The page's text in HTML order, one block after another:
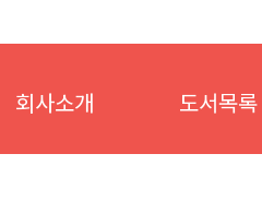
회사소개 도서목록